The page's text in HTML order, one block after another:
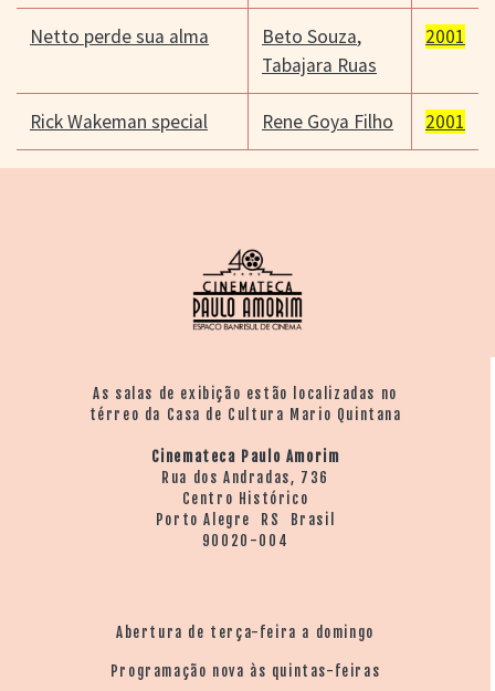
Netto perde sua alma Beto Souza,
Tabajara Ruas
2001
Rick Wakeman special Rene Goya Filho 2001
As salas de exibição estão localizadas no
térreo da Casa de Cultura Mario Quintana
Cinemateca Paulo Amorim
Rua dos Andradas, 736
Centro Histórico
Porto Alegre RS Brasil
90020-004
Abertura de terça-feira a domingo
Programação nova às quintas-feiras